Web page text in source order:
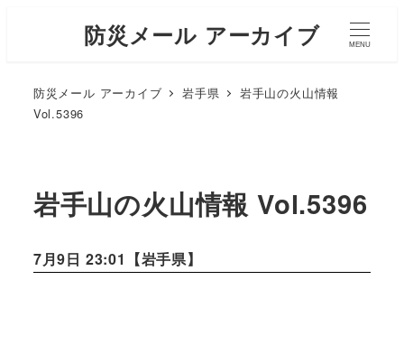
防災メール アーカイブ MENU
防災メール アーカイブ 岩手県
岩手山の火山情報
Vol.5396
岩手山の火山情報 Vol.5396
7月9日 23:01【岩手県】